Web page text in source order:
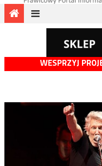
WESPRZYJ